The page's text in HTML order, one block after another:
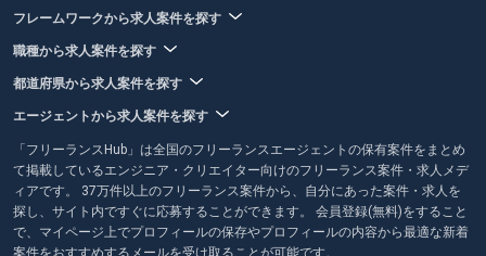
フレームワークから求人案件を探す
職種から求人案件を探す
都道府県から求人案件を探す
エージェントから求人案件を探す
「フリーランスHub」は全国のフリーランスエージェントの保有案件をまとめ
て掲載しているエンジニア・クリエイター向けのフリーランス案件・求人メデ
ィアです。 37万件以上のフリーランス案件から、自分にあった案件・求人を
探し、サイト内ですぐに応募することができます。 会員登録(無料)をすること
で、マイページ上でプロフィールの保存やプロフィールの内容から最適な新着